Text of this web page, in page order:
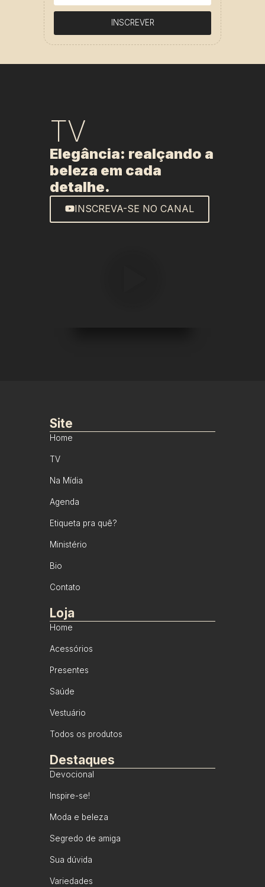
INSCREVER
TV
Elegância: realçando a
beleza em cada
detalhe.
INSCREVA-SE NO CANAL
Site
Home
TV
Na Mídia
Agenda
Etiqueta pra quê?
Ministério
Bio
Contato
Loja
Home
Acessórios
Presentes
Saúde
Vestuário
Todos os produtos
Destaques
Devocional
Inspire-se!
Moda e beleza
Segredo de amiga
Sua dúvida
Variedades